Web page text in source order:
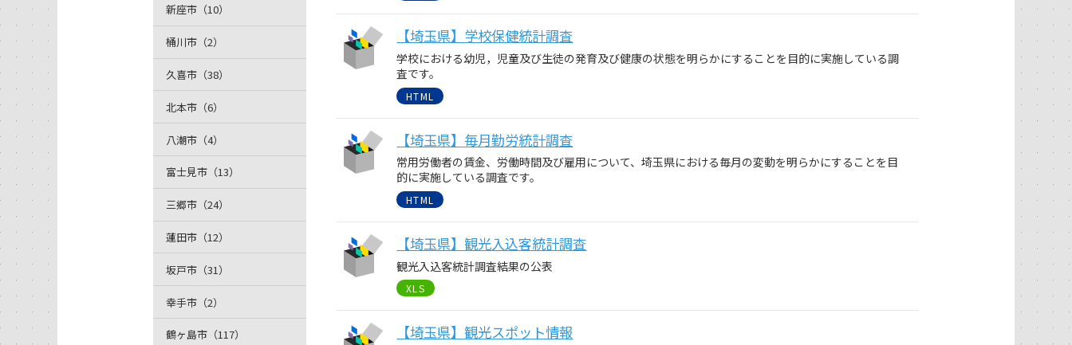
【埼玉県】学校保健統計調査
学校における幼児，児童及び生徒の発育及び健康の状態を明らかにすることを目的に実施している調
査です。
HTML
【埼玉県】毎月勤労統計調査
常用労働者の賃金、労働時間及び雇用について、埼玉県における毎月の変動を明らかにすることを目
的に実施している調査です。
HTML
【埼玉県】観光入込客統計調査
観光入込客統計調査結果の公表
XLS
【埼玉県】観光スポット情報
新座市（10）
桶川市（2）
久喜市（38）
北本市（6）
八潮市（4）
富士見市（13）
三郷市（24）
蓮田市（12）
坂戸市（31）
幸手市（2）
鶴ヶ島市（117）